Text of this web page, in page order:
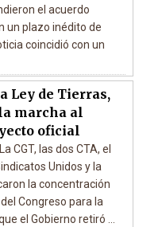
el acuerdo
un plazo inédito de
coincidió con un
Ley de Tierras,
marcha al
oficial
La CGT, las dos CTA, el
Unidos y la
la concentración
Congreso para la
el Gobierno retiró ...